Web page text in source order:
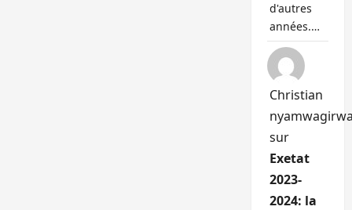
d'autres
années.…
Christian
sur
Exetat
2023-
2024: la